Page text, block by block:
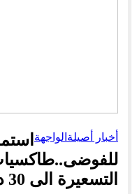
أخبار أصيلة الواجهة
التسعيرة الى 30 درهما